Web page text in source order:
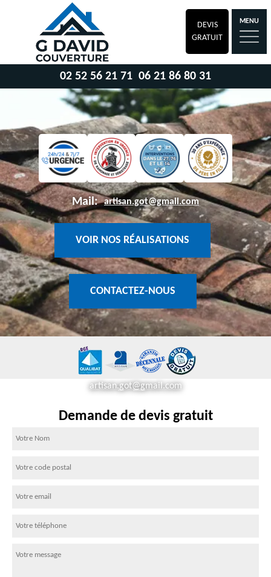
DEVIS
GRATUIT
MENU
02 52 56 21 71 06 21 86 80 31
Mail: artisan.got@gmail.com
VOIR NOS RÉALISATIONS
CONTACTEZ-NOUS
artisan.got@gmail.com
Demande de devis gratuit